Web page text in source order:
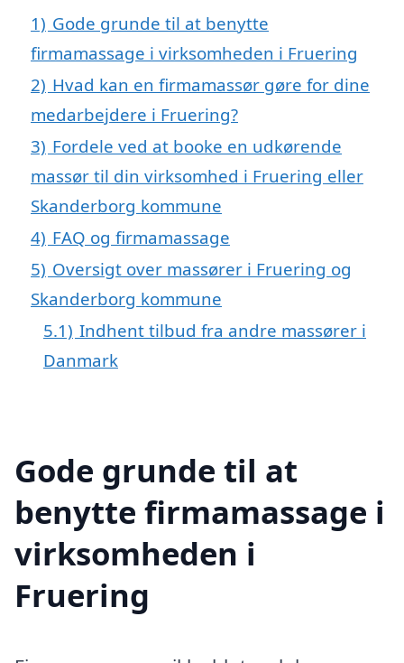
1) Gode grunde til at benytte
firmamassage i virksomheden i Fruering
2) Hvad kan en firmamassør gøre for dine
medarbejdere i Fruering?
3) Fordele ved at booke en udkørende
massør til din virksomhed i Fruering eller
Skanderborg kommune
4) FAQ og firmamassage
5) Oversigt over massører i Fruering og
Skanderborg kommune
5.1) Indhent tilbud fra andre massører i
Danmark
Gode grunde til at
benytte firmamassage i
virksomheden i
Fruering